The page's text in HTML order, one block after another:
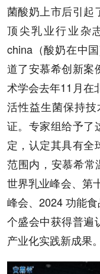
菌酸奶上市后引起
顶尖乳业行业杂
china（酸奶在中
道了安慕希创新案
术学会去年11月在
活性益生菌保持
证。专家组给予了
定，认定其具有全
范围内，安慕希常
世界乳业峰会、第
峰会、2024 功能
个盛会中获得普遍
产业化实践新成果。